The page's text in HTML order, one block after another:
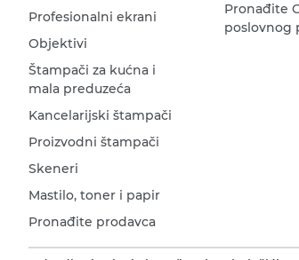
Profesionalni ekrani
Objektivi
Štampači za kućna i
mala preduzeća
Kancelarijski štampači
Proizvodni štampači
Skeneri
Mastilo, toner i papir
Pronađite prodavca
Pronađite
poslovnog